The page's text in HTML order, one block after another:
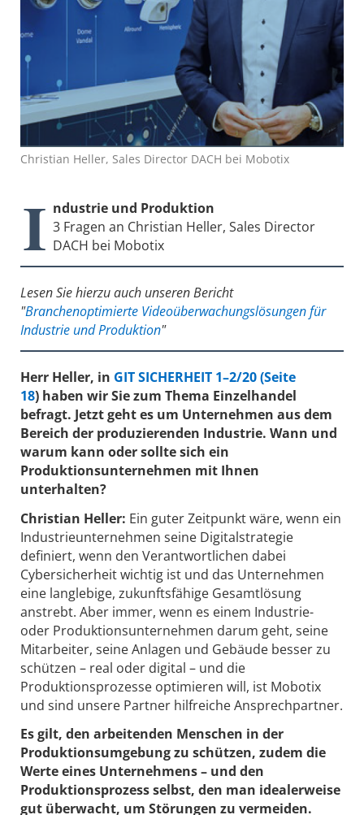
Christian Heller, Sales Director DACH bei Mobotix
I ndustrie und Produktion
3 Fragen an Christian Heller, Sales Director
DACH bei Mobotix
Lesen Sie hierzu auch unseren Bericht
"Branchenoptimierte Videoüberwachungslösungen für
Industrie und Produktion"
Herr Heller, in GIT SICHERHEIT 1–2/20 (Seite
18) haben wir Sie zum Thema Einzelhandel
befragt. Jetzt geht es um Unternehmen aus dem
Bereich der produzierenden Industrie. Wann und
warum kann oder sollte sich ein
Produktionsunternehmen mit Ihnen
unterhalten?
Christian Heller: Ein guter Zeitpunkt wäre, wenn ein
Industrieunternehmen seine Digitalstrategie
definiert, wenn den Verantwortlichen dabei
Cybersicherheit wichtig ist und das Unternehmen
eine langlebige, zukunftsfähige Gesamtlösung
anstrebt. Aber immer, wenn es einem Industrie-
oder Produktionsunternehmen darum geht, seine
Mitarbeiter, seine Anlagen und Gebäude besser zu
schützen – real oder digital – und die
Produktionsprozesse optimieren will, ist Mobotix
und sind unsere Partner hilfreiche Ansprechpartner.
Es gilt, den arbeitenden Menschen in der
Produktionsumgebung zu schützen, zudem die
Werte eines Unternehmens – und den
Produktionsprozess selbst, den man idealerweise
gut überwacht, um Störungen zu vermeiden.